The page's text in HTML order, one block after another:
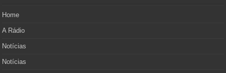
Home
A Rádio
Notícias
Notícias